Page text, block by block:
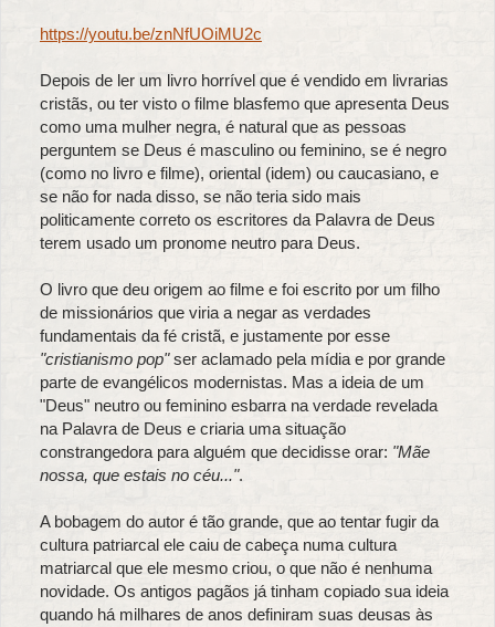
https://youtu.be/znNfUOiMU2c
Depois de ler um livro horrível que é vendido em livrarias
cristãs, ou ter visto o filme blasfemo que apresenta Deus
como uma mulher negra, é natural que as pessoas
perguntem se Deus é masculino ou feminino, se é negro
(como no livro e filme), oriental (idem) ou caucasiano, e
se não for nada disso, se não teria sido mais
politicamente correto os escritores da Palavra de Deus
terem usado um pronome neutro para Deus.
O livro que deu origem ao filme e foi escrito por um filho
de missionários que viria a negar as verdades
fundamentais da fé cristã, e justamente por esse
"cristianismo pop"ser aclamado pela mídia e por grande
parte de evangélicos modernistas. Mas a ideia de um
"Deus" neutro ou feminino esbarra na verdade revelada
na Palavra de Deus e criaria uma situação
constrangedora para alguém que decidisse orar: "Mãe
nossa, que estais no céu...".
A bobagem do autor é tão grande, que ao tentar fugir da
cultura patriarcal ele caiu de cabeça numa cultura
matriarcal que ele mesmo criou, o que não é nenhuma
novidade. Os antigos pagãos já tinham copiado sua ideia
quando há milhares de anos definiram suas deusas às